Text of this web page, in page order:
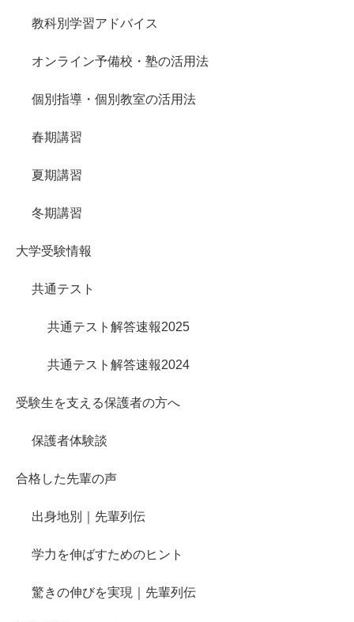
教科別学習アドバイス
オンライン予備校・塾の活用法
個別指導・個別教室の活用法
春期講習
夏期講習
冬期講習
大学受験情報
共通テスト
共通テスト解答速報2025
共通テスト解答速報2024
受験生を支える保護者の方へ
保護者体験談
合格した先輩の声
出身地別｜先輩列伝
学力を伸ばすためのヒント
驚きの伸びを実現｜先輩列伝